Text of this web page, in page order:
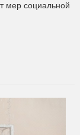
мер социальной